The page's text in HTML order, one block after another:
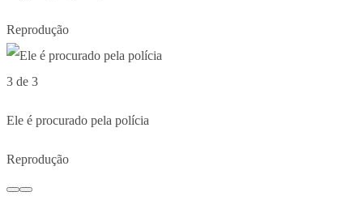
Reprodução
3 de 3
Ele é procurado pela polícia
Reprodução